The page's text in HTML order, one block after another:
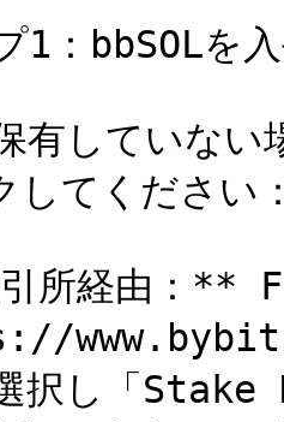
1：bbSOLを
有していな
してください
所経由：**
択し「Stake